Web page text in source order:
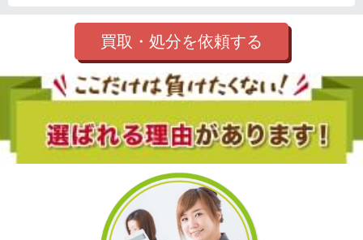
買取・処分を依頼する